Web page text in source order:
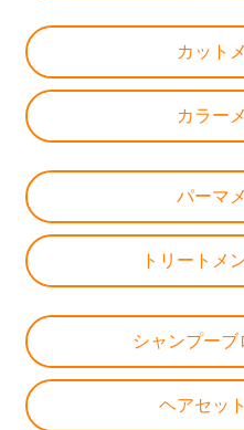
カット
カラー
パーマ
トリートメ
シャンプー
ヘアセッ